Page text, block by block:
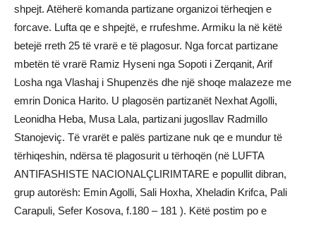
shpejt. Atëherë komanda partizane organizoi tërheqjen e
forcave. Lufta qe e shpejtë, e rrufeshme. Armiku la në këtë
betejë rreth 25 të vrarë e të plagosur. Nga forcat partizane
mbetën të vrarë Ramiz Hyseni nga Sopoti i Zerqanit, Arif
Losha nga Vlashaj i Shupenzës dhe një shoqe malazeze me
emrin Donica Harito. U plagosën partizanët Nexhat Agolli,
Leonidha Heba, Musa Lala, partizani jugosllav Radmillo
Stanojeviç. Të vrarët e palës partizane nuk qe e mundur të
tërhiqeshin, ndërsa të plagosurit u tërhoqën (në LUFTA
ANTIFASHISTE NACIONALÇLIRIMTARE e popullit dibran,
grup autorësh: Emin Agolli, Sali Hoxha, Xheladin Krifca, Pali
Carapuli, Sefer Kosova, f.180 – 181 ). Këtë postim po e